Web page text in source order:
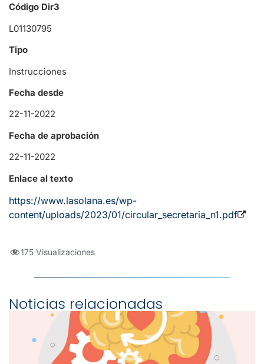
Código Dir3
L01130795
Tipo
Instrucciones
Fecha desde
22-11-2022
Fecha de aprobación
22-11-2022
Enlace al texto
https://www.lasolana.es/wp-
content/uploads/2023/01/circular_secretaria_n1.pdf
175 Visualizaciones
Noticias relacionadas